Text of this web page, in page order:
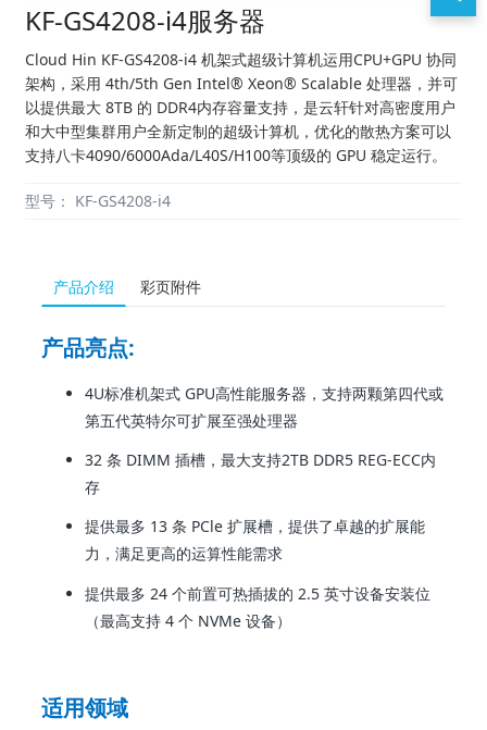
KF-GS4208-i4服务器
Cloud Hin KF-GS4208-i4 机架式超级计算机运用CPU+GPU 协同
架构，采用 4th/5th Gen Intel® Xeon® Scalable 处理器，并可
以提供最大 8TB 的 DDR4内存容量支持，是云轩针对高密度用户
和大中型集群用户全新定制的超级计算机，优化的散热方案可以
支持八卡4090/6000Ada/L40S/H100等顶级的 GPU 稳定运行。
型号： KF-GS4208-i4
产品介绍 彩页附件
产品亮点:
4U标准机架式 GPU高性能服务器，支持两颗第四代或
第五代英特尔可扩展至强处理器
32 条 DIMM 插槽，最大支持2TB DDR5 REG-ECC内
存
提供最多 13 条 PCle 扩展槽，提供了卓越的扩展能
力，满足更高的运算性能需求
提供最多 24 个前置可热插拔的 2.5 英寸设备安装位
（最高支持 4 个 NVMe 设备）
适用领域